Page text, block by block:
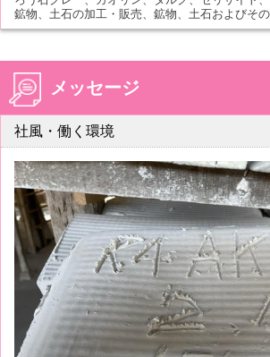
鉱物、土石の加工・販売、鉱物、土石およびそ
メッセージ
社風・働く環境